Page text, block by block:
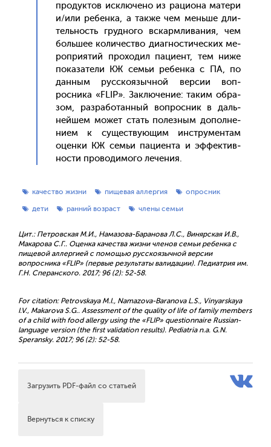
про­дук­тов ис­клю­чено из ра­ци­она ма­тери
и/или ре­бен­ка, а так­же чем мень­ше дли­
тель­ность груд­но­го вскар­мли­вания, чем
боль­шее ко­личес­тво ди­аг­ности­чес­ких ме­
роп­ри­ятий про­ходил па­ци­ент, тем ни­же
по­каза­тели КЖ семьи ре­бен­ка с ПА, по
дан­ным рус­ско­языч­ной вер­сии воп­
росни­ка «FLIP». Зак­лю­чение: та­ким об­ра­
зом, раз­ра­ботан­ный воп­росник в даль­
ней­шем мо­жет стать по­лез­ным до­пол­не­
ни­ем к су­щес­тву­ющим инс­тру­мен­там
оцен­ки КЖ семьи па­ци­ен­та и эф­фектив­
ности про­води­мого ле­чения.
качество жизни пищевая аллергия
опросник
дети
ранний возраст члены семьи
Цит.: Петровская М.И., Намазова-Баранова Л.С., Винярская И.В.,
Макарова С.Г.. Оценка качества жизни членов семьи ребенка с
пищевой аллергией с помощью русскоязычной версии
вопросника «FLIP» (первые результаты валидации). Педиатрия им.
Г.Н. Сперанского. 2017; 96 (2): 52-58.
For citation: Petrovskaya M.I., Namazova-Baranova L.S., Vinyarskaya
I.V., Makarova S.G.. Assessment of the quality of life of family members
of a child with food allergy using the «FLIP» questionnaire Russian-
language version (the first validation results). Pediatria n.a. G.N.
Speransky. 2017; 96 (2): 52-58.
Загрузить PDF-файл со статьей
Вернуться к списку